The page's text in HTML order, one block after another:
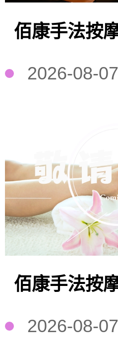
佰康手法按
2026-08-07
佰康手法按
2026-08-07